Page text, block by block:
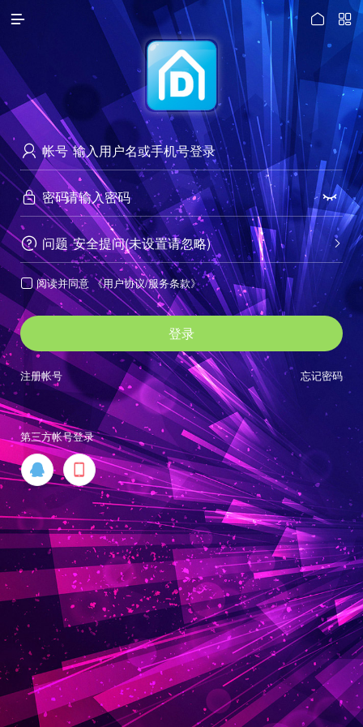
 

 帐号
 密码 
 问题 
安全提问(未设置请忽略)
 阅读并同意 《用户协议/服务条款》
登录
忘记密码
注册帐号
第三方帐号登录
 